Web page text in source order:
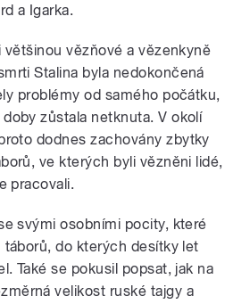
a Igarka.
většinou vězňové a vězenkyně
Stalina byla nedokončená
problémy od samého počátku,
zůstala netknuta. V okolí
dodnes zachovány zbytky
ve kterých byli vězněni lidé,
pracovali.
svými osobními pocity, které
do kterých desítky let
Také se pokusil popsat, jak na
velikost ruské tajgy a